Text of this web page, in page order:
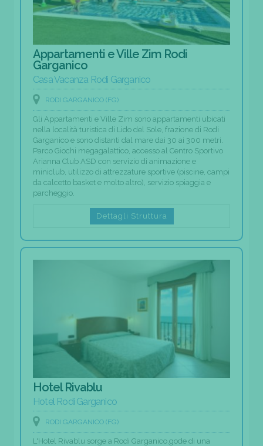
Appartamenti e Ville Zim Rodi
Garganico
Casa Vacanza Rodi Garganico
RODI GARGANICO (FG)
Gli Appartamenti e Ville Zim sono appartamenti ubicati
nella località turistica di Lido del Sole, frazione di Rodi
Garganico e sono distanti dal mare dai 30 ai 300 metri.
Parco Giochi megagalattico, accesso al Centro Sportivo
Arianna Club ASD con servizio di animazione e
miniclub, utilizzo di attrezzature sportive (piscine, campi
da calcetto basket e molto altro), servizio spiaggia e
parcheggio.
Dettagli Struttura
Hotel Rivablu
Hotel Rodi Garganico
RODI GARGANICO (FG)
L'Hotel Rivablu sorge a Rodi Garganico,gode di una